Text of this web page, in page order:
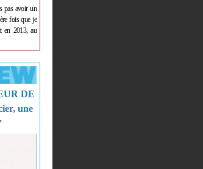
pas avoir un
fois que je
en 2013, au
DE
une